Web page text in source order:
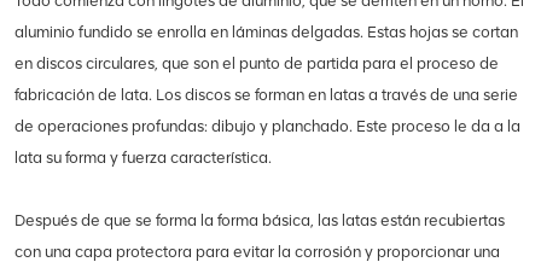
aluminio fundido se enrolla en láminas delgadas. Estas hojas se cortan
en discos circulares, que son el punto de partida para el proceso de
fabricación de lata. Los discos se forman en latas a través de una serie
de operaciones profundas: dibujo y planchado. Este proceso le da a la
lata su forma y fuerza característica.
Después de que se forma la forma básica, las latas están recubiertas
con una capa protectora para evitar la corrosión y proporcionar una